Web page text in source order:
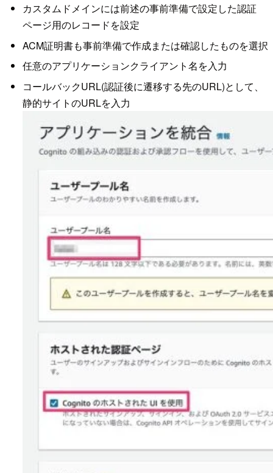
カスタムドメインには前述の事前準備で設定した認証
ページ用のレコードを設定
ACM証明書も事前準備で作成または確認したものを選択
任意のアプリケーションクライアント名を入力
コールバックURL(認証後に遷移する先のURL)として、
静的サイトのURLを入力